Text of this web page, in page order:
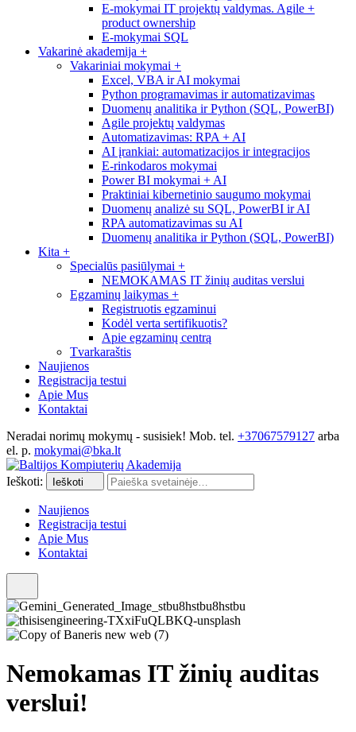
E-mokymai IT projektų valdymas. Agile +
product ownership
E-mokymai SQL
Vakarinė akademija +
Vakariniai mokymai +
Excel, VBA ir AI mokymai
Python programavimas ir automatizavimas
Duomenų analitika ir Python (SQL, PowerBI)
Agile projektų valdymas
Automatizavimas: RPA + AI
AI įrankiai: automatizacijos ir integracijos
E-rinkodaros mokymai
Power BI mokymai + AI
Praktiniai kibernetinio saugumo mokymai
Duomenų analizė su SQL, PowerBI ir AI
RPA automatizavimas su AI
Duomenų analitika ir Python (SQL, PowerBI)
Kita +
Specialūs pasiūlymai +
NEMOKAMAS IT žinių auditas verslui
Egzaminų laikymas +
Registruotis egzaminui
Kodėl verta sertifikuotis?
Apie egzaminų centrą
Tvarkaraštis
Naujienos
Registracija testui
Apie Mus
Kontaktai
Neradai norimų mokymų - susisiek! Mob. tel. +37067579127 arba
el. p. mokymai@bka.lt
Ieškoti: Ieškoti
Naujienos
Registracija testui
Apie Mus
Kontaktai
Nemokamas IT žinių auditas
verslui!